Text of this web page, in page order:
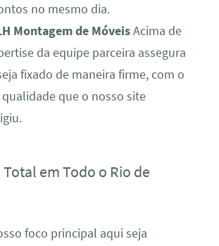
no mesmo dia.
Montagem de MóveisAcima de
da equipe parceira assegura
fixado de maneira firme, com o
que o nosso site
em Todo o Rio de
foco principal aqui seja